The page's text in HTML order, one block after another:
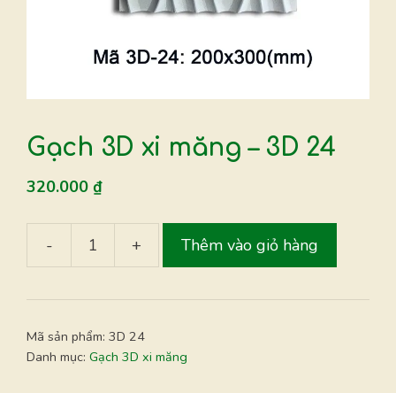
Gạch 3D xi măng – 3D 24
320.000 ₫
-
Gạch
xi
-
+ Thêm vào giỏ hàng
Mã sản phẩm: 3D 24
Danh mục: Gạch 3D xi măng